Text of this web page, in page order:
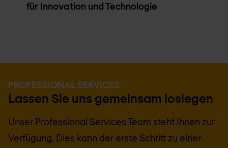
für Innovation und Technologie
PROFESSIONAL SERVICES
Lassen Sie uns gemeinsam loslegen
Unser Professional Services Team steht Ihnen zur
Verfügung. Dies kann der erste Schritt zu einer